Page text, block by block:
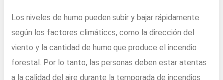
Los niveles de humo pueden subir y bajar rápidamente
según los factores climáticos, como la dirección del
viento y la cantidad de humo que produce el incendio
forestal. Por lo tanto, las personas deben estar atentas
a la calidad del aire durante la temporada de incendios